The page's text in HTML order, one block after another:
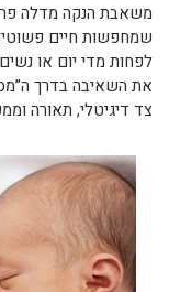
משאבת הנקה מדלה
שמחפשות חיים
לפחות מדי יום או
את השאיבה בדרך
צד דיגיטלי, תאורה